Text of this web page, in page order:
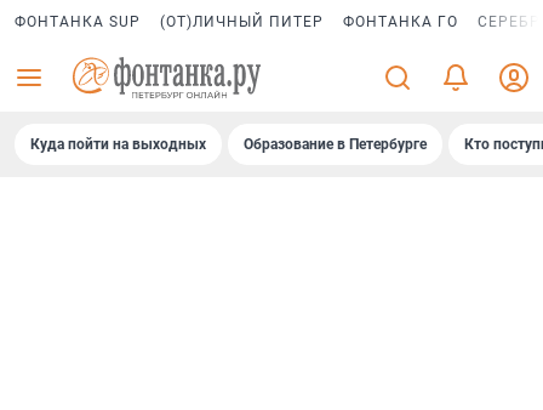
ФОНТАНКА SUP (ОТ)ЛИЧНЫЙ ПИТЕР ФОНТАНКА ГО
Куда пойти на выходных Образование в Петербурге Кто